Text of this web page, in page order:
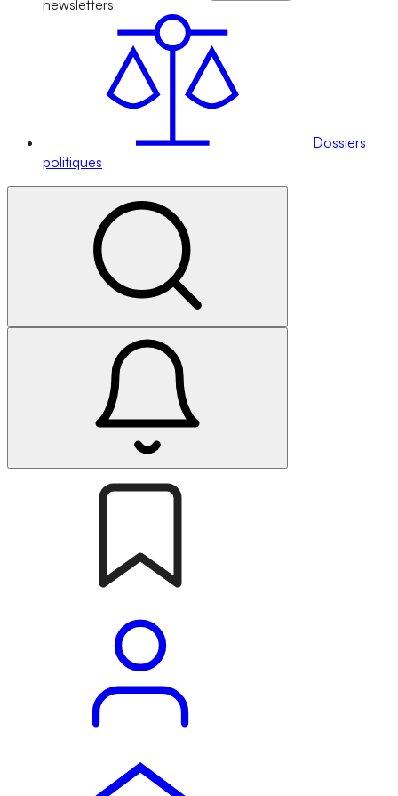
newsletters
Dossiers
politiques